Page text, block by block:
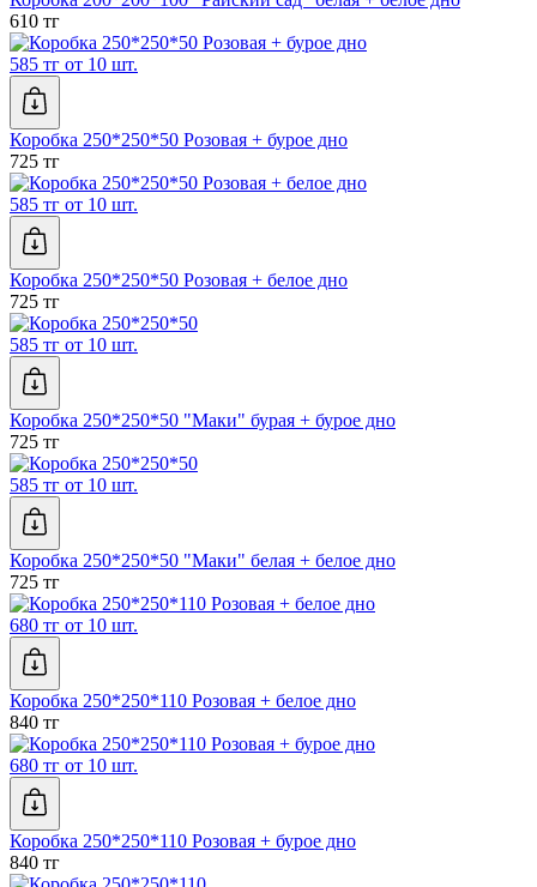
610 тг
585 тг от 10 шт.
Коробка 250*250*50 Розовая + бурое дно
725 тг
585 тг от 10 шт.
Коробка 250*250*50 Розовая + белое дно
725 тг
585 тг от 10 шт.
Коробка 250*250*50 "Маки" бурая + бурое дно
725 тг
585 тг от 10 шт.
Коробка 250*250*50 "Маки" белая + белое дно
725 тг
680 тг от 10 шт.
Коробка 250*250*110 Розовая + белое дно
840 тг
680 тг от 10 шт.
Коробка 250*250*110 Розовая + бурое дно
840 тг